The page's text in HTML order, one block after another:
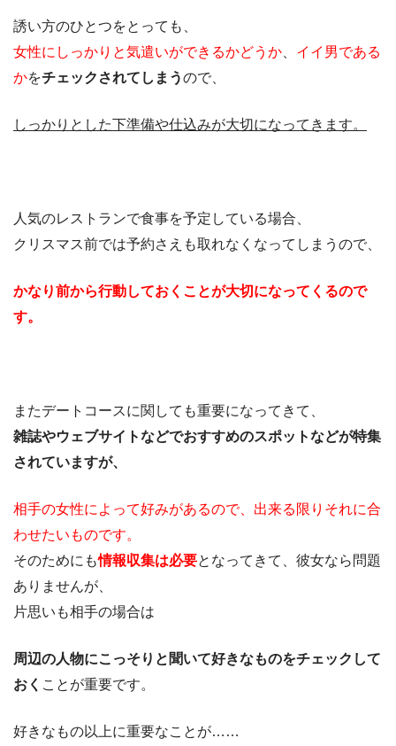
誘い方のひとつをとっても、
女性にしっかりと気遣いができるかどうか
イイ男である
かをチェックされてしまうので、
しっかりとした下準備や仕込みが大切になってきます。
人気のレストランで食事を予定している場合、
クリスマス前では予約さえも取れなくなってしまうので、
かなり前から行動しておくことが大切になってくるので
す。
またデートコースに関しても重要になってきて、
雑誌やウェブサイトなどでおすすめのスポットなどが特集
されていますが、
相手の女性によって好みがあるので、出来る限りそれに合
わせたいものです。
そのためにも情報収集は必要となってきて、彼女なら問題
ありませんが、
片思いも相手の場合は
周辺の人物にこっそりと聞いて好きなものをチェックして
おく ことが重要です。
好きなもの以上に重要なことが……